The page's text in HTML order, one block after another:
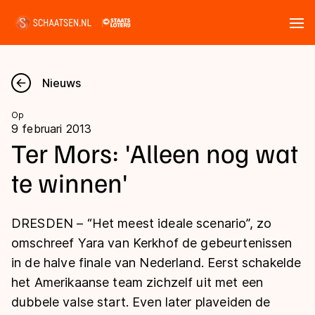
Nieuws
Kalender
Disciplines
Langebaan
Shorttrack
Inlineskaten
Uitslagen
Langebaan
Shorttrack
Marathon
Tijden & historie
Ranglijsten Langebaan
Nieuws
Op
9 februari 2013
Ter Mors: 'Alleen nog wat
te winnen'
DRESDEN – “Het meest ideale scenario”, zo
omschreef Yara van Kerkhof de gebeurtenissen
in de halve finale van Nederland. Eerst schakelde
het Amerikaanse team zichzelf uit met een
dubbele valse start. Even later plaveiden de